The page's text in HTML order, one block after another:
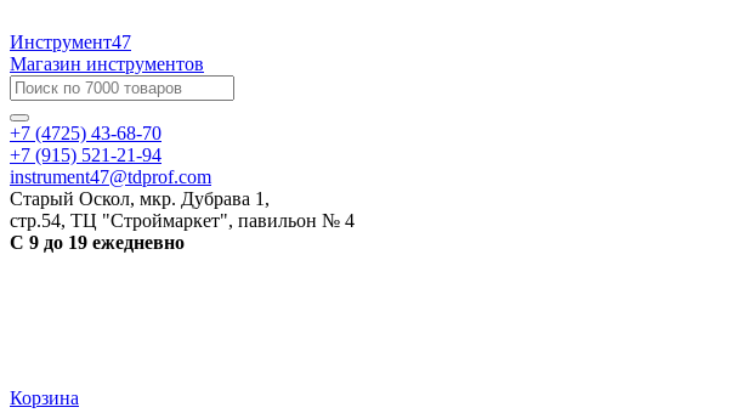
Инструмент47
Магазин инструментов
+7 (4725) 43-68-70
+7 (915) 521-21-94
instrument47@tdprof.com
Старый Оскол, мкр. Дубрава 1,
стр.54, ТЦ "Строймаркет", павильон № 4
С 9 до 19 ежедневно
Корзина